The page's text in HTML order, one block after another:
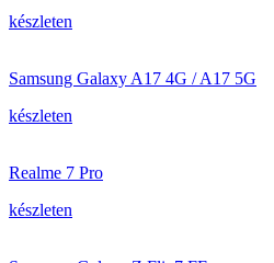
készleten
Samsung Galaxy A17 4G / A17 5G
készleten
Realme 7 Pro
készleten